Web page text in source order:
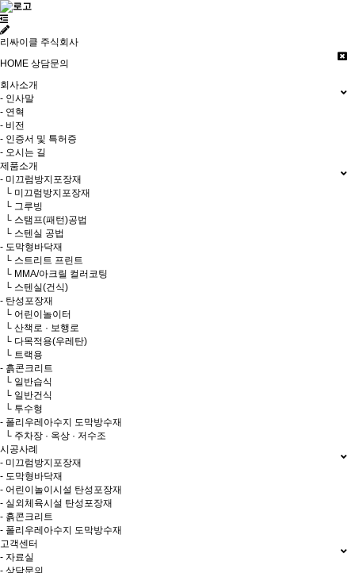
리싸이클 주식회사
HOME 상담문의
회사소개
- 인사말
- 연혁
- 비전
- 인증서 및 특허증
- 오시는 길
제품소개
- 미끄럼방지포장재
└ 미끄럼방지포장재
└ 그루빙
└ 스탬프(패턴)공법
└ 스텐실 공법
- 도막형바닥재
└ 스트리트 프린트
└ MMA/아크릴 컬러코팅
└ 스텐실(건식)
- 탄성포장재
└ 어린이놀이터
└ 산책로 · 보행로
└ 다목적용(우레탄)
└ 트랙용
- 흙콘크리트
└ 일반습식
└ 일반건식
└ 투수형
- 폴리우레아수지 도막방수재
└ 주차장 · 옥상 · 저수조
시공사례
- 미끄럼방지포장재
- 도막형바닥재
- 어린이놀이시설 탄성포장재
- 실외체육시설 탄성포장재
- 흙콘크리트
- 폴리우레아수지 도막방수재
고객센터
- 자료실
- 상담문의